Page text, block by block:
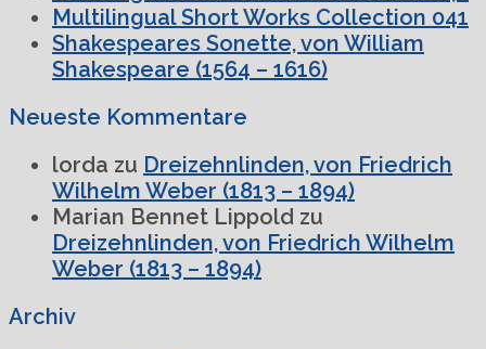
Multilingual Short Works Collection 041
Shakespeares Sonette, von William
Shakespeare (1564 – 1616)
Neueste Kommentare
lorda zu Dreizehnlinden, von Friedrich
Wilhelm Weber (1813 – 1894)
Marian Bennet Lippold zu
Dreizehnlinden, von Friedrich Wilhelm
Weber (1813 – 1894)
Archiv